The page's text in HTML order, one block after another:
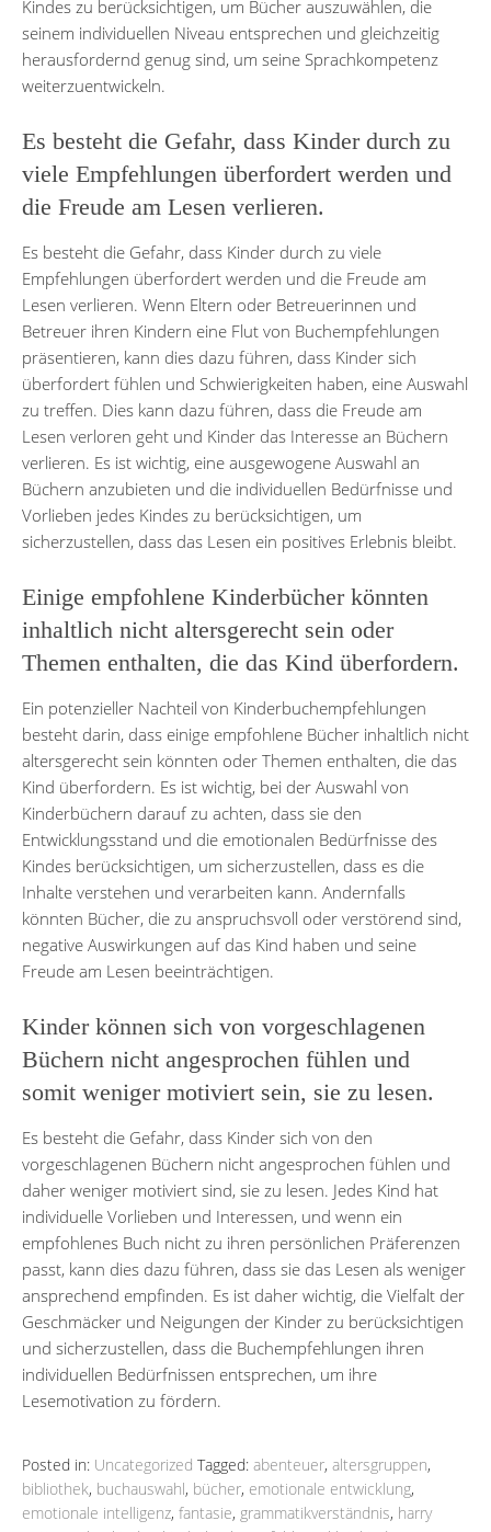
Kindes zu berücksichtigen, um Bücher auszuwählen, die
seinem individuellen Niveau entsprechen und gleichzeitig
herausfordernd genug sind, um seine Sprachkompetenz
weiterzuentwickeln.
Es besteht die Gefahr, dass Kinder durch zu
viele Empfehlungen überfordert werden und
die Freude am Lesen verlieren.
Es besteht die Gefahr, dass Kinder durch zu viele
Empfehlungen überfordert werden und die Freude am
Lesen verlieren. Wenn Eltern oder Betreuerinnen und
Betreuer ihren Kindern eine Flut von Buchempfehlungen
präsentieren, kann dies dazu führen, dass Kinder sich
überfordert fühlen und Schwierigkeiten haben, eine Auswahl
zu treffen. Dies kann dazu führen, dass die Freude am
Lesen verloren geht und Kinder das Interesse an Büchern
verlieren. Es ist wichtig, eine ausgewogene Auswahl an
Büchern anzubieten und die individuellen Bedürfnisse und
Vorlieben jedes Kindes zu berücksichtigen, um
sicherzustellen, dass das Lesen ein positives Erlebnis bleibt.
Einige empfohlene Kinderbücher könnten
inhaltlich nicht altersgerecht sein oder
Themen enthalten, die das Kind überfordern.
Ein potenzieller Nachteil von Kinderbuchempfehlungen
besteht darin, dass einige empfohlene Bücher inhaltlich nicht
altersgerecht sein könnten oder Themen enthalten, die das
Kind überfordern. Es ist wichtig, bei der Auswahl von
Kinderbüchern darauf zu achten, dass sie den
Entwicklungsstand und die emotionalen Bedürfnisse des
Kindes berücksichtigen, um sicherzustellen, dass es die
Inhalte verstehen und verarbeiten kann. Andernfalls
könnten Bücher, die zu anspruchsvoll oder verstörend sind,
negative Auswirkungen auf das Kind haben und seine
Freude am Lesen beeinträchtigen.
Kinder können sich von vorgeschlagenen
Büchern nicht angesprochen fühlen und
somit weniger motiviert sein, sie zu lesen.
Es besteht die Gefahr, dass Kinder sich von den
vorgeschlagenen Büchern nicht angesprochen fühlen und
daher weniger motiviert sind, sie zu lesen. Jedes Kind hat
individuelle Vorlieben und Interessen, und wenn ein
empfohlenes Buch nicht zu ihren persönlichen Präferenzen
passt, kann dies dazu führen, dass sie das Lesen als weniger
ansprechend empfinden. Es ist daher wichtig, die Vielfalt der
Geschmäcker und Neigungen der Kinder zu berücksichtigen
und sicherzustellen, dass die Buchempfehlungen ihren
individuellen Bedürfnissen entsprechen, um ihre
Lesemotivation zu fördern.
Posted in: Uncategorized Tagged: abenteuer, altersgruppen,
bibliothek, buchauswahl, bücher, emotionale entwicklung,
emotionale intelligenz, fantasie, grammatikverständnis, harry